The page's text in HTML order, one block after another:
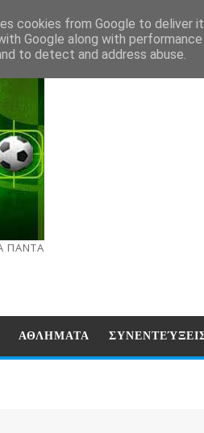
ΠΑΝΤΑ
ΑΘΛΗΜΑΤΑ
cookies from Google to deliver
Google along with
to detect and address abuse.